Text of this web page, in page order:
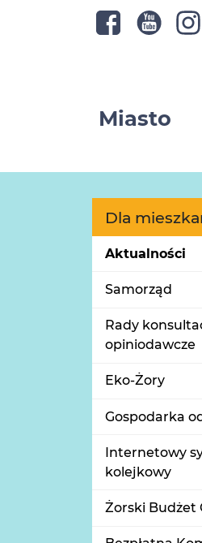
Miasto
Dla
Aktualności
Samorząd
Rady
opiniodawcze
Eko-Żory
Gospodarka
Internetowy
kolejkowy
Żorski Budżet